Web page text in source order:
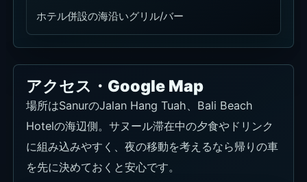
ホテル併設の海沿いグリル/バー
アクセス・Google Map
場所はSanurのJalan Hang Tuah、Bali Beach
Hotelの海辺側。サヌール滞在中の夕食やドリンク
に組み込みやすく、夜の移動を考えるなら帰りの車
を先に決めておくと安心です。